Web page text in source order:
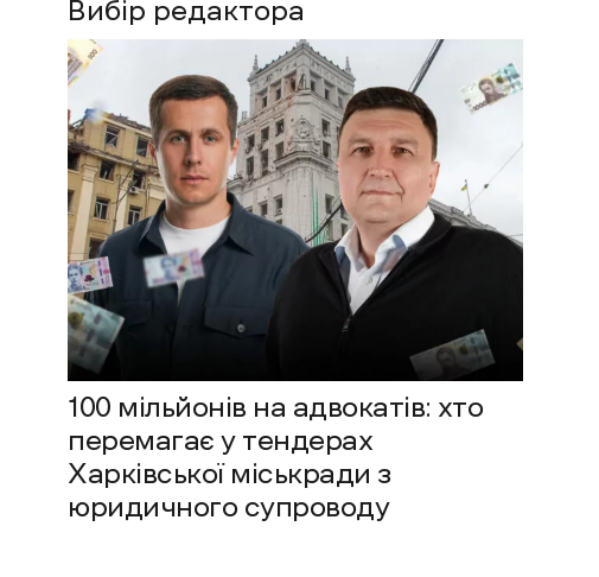
Вибір редактора
100 мільйонів на адвокатів: хто
перемагає у тендерах
Харківської міськради з
юридичного супроводу